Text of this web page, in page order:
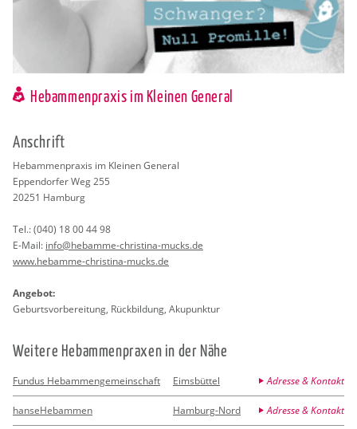
Hebammenpraxis im Kleinen General
An­schrift
Heb­am­men­pra­xis im Klei­nen Ge­ne­ral
Ep­pen­dor­fer Weg 255
20251 Ham­burg
Tel.:(040) 18 00 44 98
E-Mail: info@​hebamme-​christina-​mucks.​de
www.​hebamme-​christina-​mucks.​de
An­ge­bot:
Ge­burts­vor­be­rei­tung, Rück­bil­dung, Aku­punk­tur
Wei­te­re Heb­am­men­pra­xen in der Nähe
Fundus Hebammengemeinschaft Eimsbüttel Adresse & Kontakt
hanseHebammen Hamburg-Nord Adresse & Kontakt